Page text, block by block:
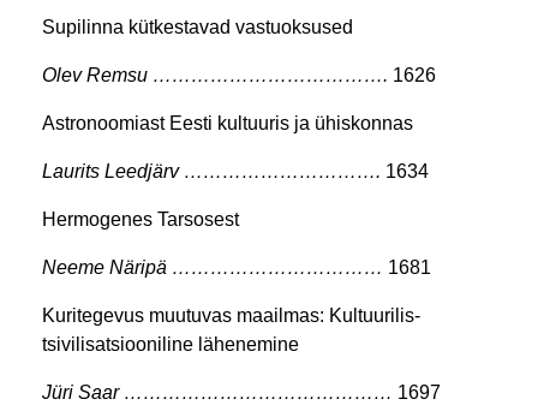
Supilinna kütkestavad vastuoksused
Olev Remsu ………………………………. 1626
Astronoomiast Eesti kultuuris ja ühiskonnas
Laurits Leedjärv …………………………. 1634
Hermogenes Tarsosest
Neeme Näripä …………………………… 1681
Kuritegevus muutuvas maailmas: Kultuurilis-
tsivilisatsiooniline lähenemine
Jüri Saar …………………………………… 1697